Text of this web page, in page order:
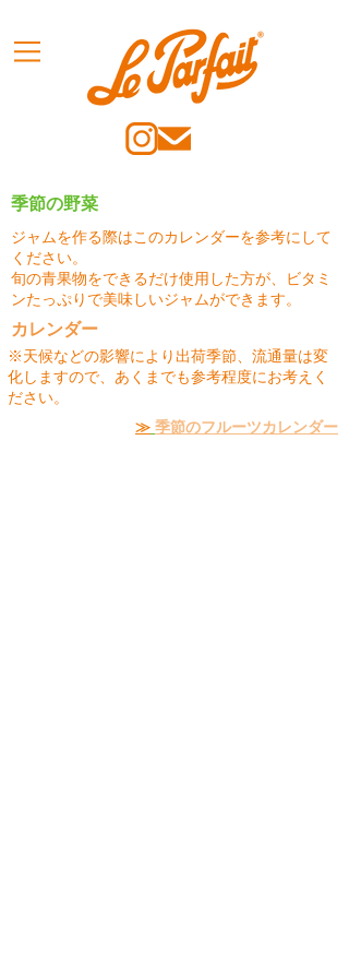
季節の野菜
ジャムを作る際はこのカレンダーを参考にして
ください。
旬の青果物をできるだけ使用した方が、ビタミ
ンたっぷりで美味しいジャムができます。
カレンダー
※天候などの影響により出荷季節、流通量は変
化しますので、あくまでも参考程度にお考えく
ださい。
≫ 季節のフルーツカレンダー